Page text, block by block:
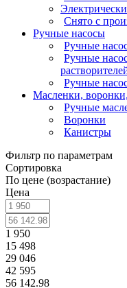
Снято с
Ручные насосы
Ручные
Ручные
Ручные
Масленки,
Ручные
Воронки
Канистры
Фильтр по параметрам
Сортировка
По цене (возрастание)
Цена
1 950
15 498
29 046
42 595
56 142.98